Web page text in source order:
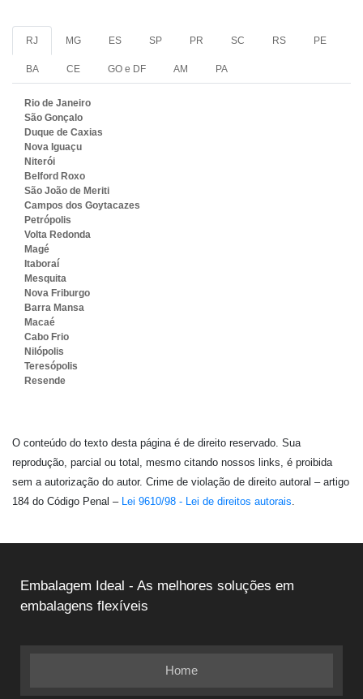
RJ MG ES SP PR SC RS PE
BA CE GO e DF AM PA
Rio de Janeiro
São Gonçalo
Duque de Caxias
Nova Iguaçu
Niterói
Belford Roxo
São João de Meriti
Campos dos Goytacazes
Petrópolis
Volta Redonda
Magé
Itaboraí
Mesquita
Nova Friburgo
Barra Mansa
Macaé
Cabo Frio
Nilópolis
Teresópolis
Resende
O conteúdo do texto desta página é de direito reservado. Sua
reprodução, parcial ou total, mesmo citando nossos links, é proibida
sem a autorização do autor. Crime de violação de direito autoral – artigo
184 do Código Penal – Lei 9610/98 - Lei de direitos autorais.
Embalagem Ideal - As melhores soluções em
embalagens flexíveis
Home